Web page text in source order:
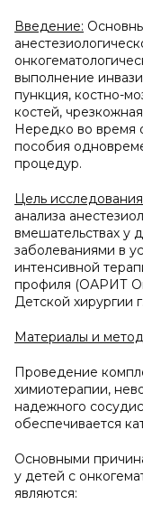
Введение:
выполнение
пункция, костно-
костей,
Нередко во время
пособия
процедур.
Цель
анализа
вмешательствах у
заболеваниями в
интенсивной
профиля (ОАРИТ
Детской хирургии
Материалы и
Проведение
химиотерапии,
надежного
обеспечивается
Основными
у детей с
являются: